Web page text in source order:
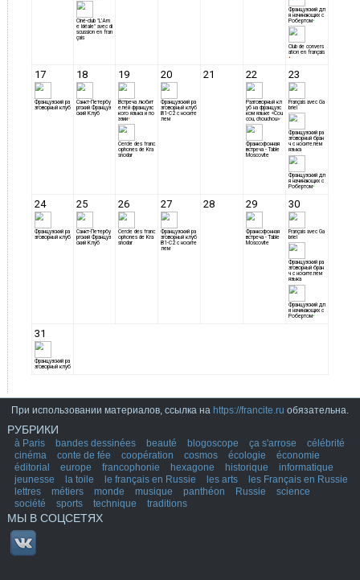
При использовании материалов, ссылка на https://francite.ru обязательна.
РУБРИКИ
à Paris bandes dessinées beauté blogoscope ça s'arrose
célébrité
cinéma
conte de fée coopération cosmos écologie
économie
éditorial
europe francophonie hexagone historique
informatique
jeunesse
la toile le français en Russie les arts
les Français en Russie
lettres
métiers monde musique panthéon Russie
science
société
sports technique traditions
МЫ В СОЦСЕТЯХ